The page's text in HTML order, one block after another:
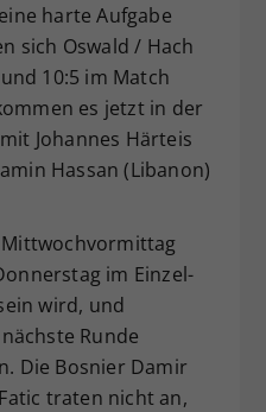
harte Aufgabe
sich Oswald / Hach
10:5 im Match
es jetzt in der
Johannes Härteis
Hassan (Libanon)
im Einzel-
wird, und
Runde
Die Bosnier Damir
traten nicht an,